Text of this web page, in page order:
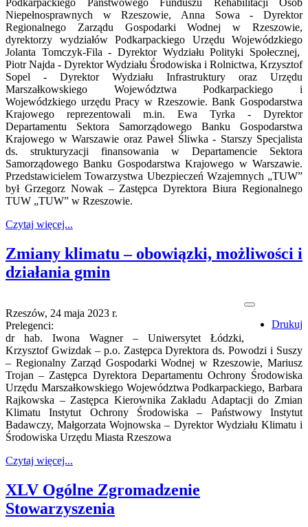
Niepełnosprawnych w Rzeszowie, Anna Sowa - Dyrektor
Regionalnego Zarządu Gospodarki Wodnej w Rzeszowie,
dyrektorzy wydziałów Podkarpackiego Urzędu Wojewódzkiego
Jolanta Tomczyk-Fila - Dyrektor Wydziału Polityki Społecznej,
Piotr Najda - Dyrektor Wydziału Środowiska i Rolnictwa, Krzysztof
Sopel - Dyrektor Wydziału Infrastruktury oraz Urzędu
Marszałkowskiego Województwa Podkarpackiego i
Wojewódzkiego urzędu Pracy w Rzeszowie. Bank Gospodarstwa
Krajowego reprezentowali m.in. Ewa Tyrka - Dyrektor
Departamentu Sektora Samorządowego Banku Gospodarstwa
Krajowego w Warszawie oraz Paweł Śliwka - Starszy Specjalista
ds. strukturyzacji finansowania w Departamencie Sektora
Samorządowego Banku Gospodarstwa Krajowego w Warszawie.
Przedstawicielem Towarzystwa Ubezpieczeń Wzajemnych „TUW”
był Grzegorz Nowak – Zastępca Dyrektora Biura Regionalnego
TUW „TUW” w Rzeszowie.
Czytaj więcej...
Zmiany klimatu – obowiązki, możliwości i
działania gmin
Drukuj
Rzeszów, 24 maja 2023 r.
Prelegenci:
dr hab. Iwona Wagner – Uniwersytet Łódzki,
Krzysztof Gwizdak – p.o. Zastępca Dyrektora ds. Powodzi i Suszy
– Regionalny Zarząd Gospodarki Wodnej w Rzeszowie, Mariusz
Trojan – Zastępca Dyrektora Departamentu Ochrony Środowiska
Urzędu Marszałkowskiego Województwa Podkarpackiego, Barbara
Rajkowska – Zastępca Kierownika Zakładu Adaptacji do Zmian
Klimatu Instytut Ochrony Środowiska – Państwowy Instytut
Badawczy, Małgorzata Wojnowska – Dyrektor Wydziału Klimatu i
Środowiska Urzędu Miasta Rzeszowa
Czytaj więcej...
XLV Ogólne Zgromadzenie
Stowarzyszenia